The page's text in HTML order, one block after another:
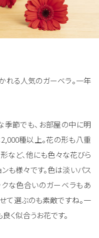
れる人気のガーベラ。一年
季節でも、お部屋の中に明
種以上。花の形も八重
など、他にも色々な花びら
も様々です。色は淡いパス
クな色合いのガーベラもあ
て選ぶのも素敵ですね。一
く似合うお花です。